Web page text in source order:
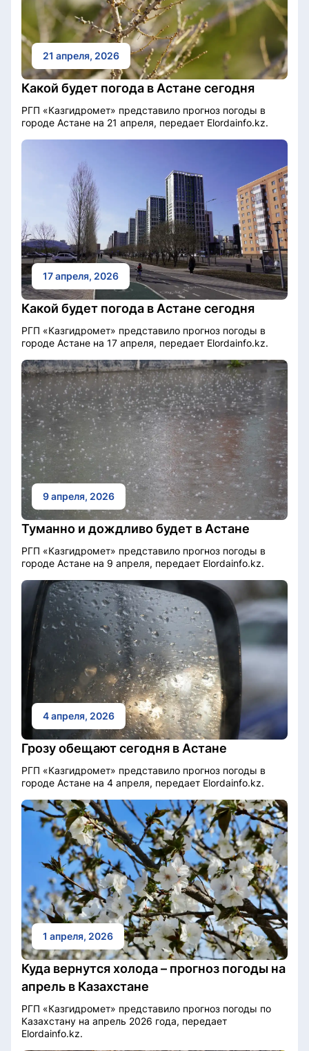
21 апреля, 2026
Какой будет погода в Астане сегодня
РГП «Казгидромет» представило прогноз погоды в
городе Астане на 21 апреля, передает Elordainfo.kz.
17 апреля, 2026
Какой будет погода в Астане сегодня
РГП «Казгидромет» представило прогноз погоды в
городе Астане на 17 апреля, передает Elordainfo.kz.
9 апреля, 2026
Туманно и дождливо будет в Астане
РГП «Казгидромет» представило прогноз погоды в
городе Астане на 9 апреля, передает Elordainfo.kz.
4 апреля, 2026
Грозу обещают сегодня в Астане
РГП «Казгидромет» представило прогноз погоды в
городе Астане на 4 апреля, передает Elordainfo.kz.
1 апреля, 2026
Куда вернутся холода – прогноз погоды на
апрель в Казахстане
РГП «Казгидромет» представило прогноз погоды по
Казахстану на апрель 2026 года, передает
Elordainfo.kz.